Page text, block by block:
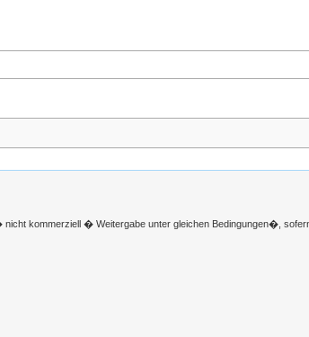
kommerziell � Weitergabe unter gleichen Bedingungen�,